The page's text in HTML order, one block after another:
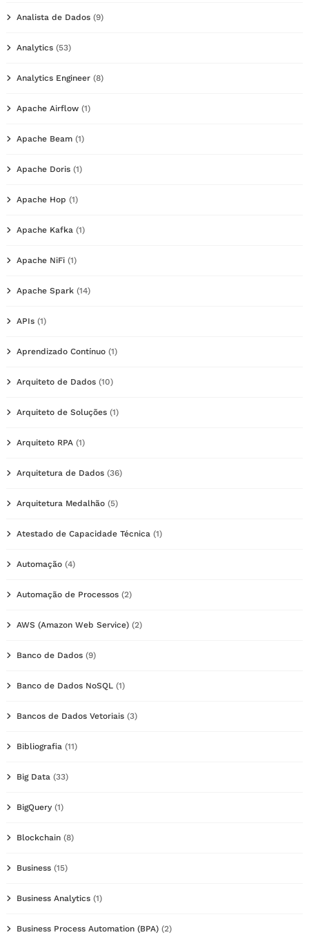
Analista de Dados (9)
Analytics (53)
Analytics Engineer (8)
Apache Airflow (1)
Apache Beam (1)
Apache Doris (1)
Apache Hop (1)
Apache Kafka (1)
Apache NiFi (1)
Apache Spark (14)
APIs (1)
Aprendizado Contínuo (1)
Arquiteto de Dados (10)
Arquiteto de Soluções (1)
Arquiteto RPA (1)
Arquitetura de Dados (36)
Arquitetura Medalhão (5)
Atestado de Capacidade Técnica (1)
Automação (4)
Automação de Processos (2)
AWS (Amazon Web Service) (2)
Banco de Dados (9)
Banco de Dados NoSQL (1)
Bancos de Dados Vetoriais (3)
Bibliografia (11)
Big Data (33)
BigQuery (1)
Blockchain (8)
Business (15)
Business Analytics (1)
Business Process Automation (BPA) (2)